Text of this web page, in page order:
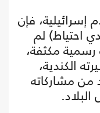
فإن
احتياط) لم
مكثفة،
الكندية،
من مشاركاته
البلاد.